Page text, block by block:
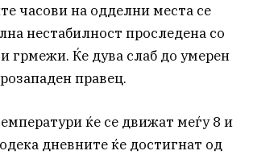
часови на одделни места се
нестабилност проследена со
грмежи. Ќе дува слаб до умерен
правец.
ќе се движат меѓу 8 и
дневните ќе достигнат од